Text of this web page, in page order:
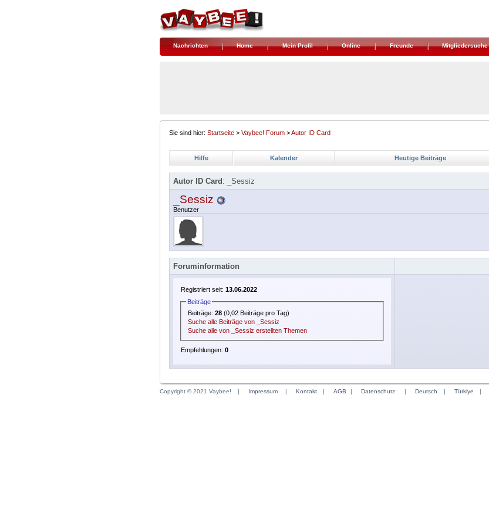
Nachrichten Home Mein Profil Online Freunde Mitgliedersuche
Sie sind hier: Startseite > Vaybee! Forum >Autor ID Card
Hilfe Kalender Heutige Beiträge
Autor ID Card : _Sessiz
_Sessiz
Benutzer
Foruminformation
Registriert seit: 13.06.2022
Beiträge
Beiträge:28 (0,02 Beiträge pro Tag)
Suche alle Beiträge von _Sessiz
Suche alle von _Sessiz erstellten Themen
Empfehlungen: 0
Copyright © 2021 Vaybee! | Impressum | Kontakt | AGB | Datenschutz | Deutsch | Türkiye |